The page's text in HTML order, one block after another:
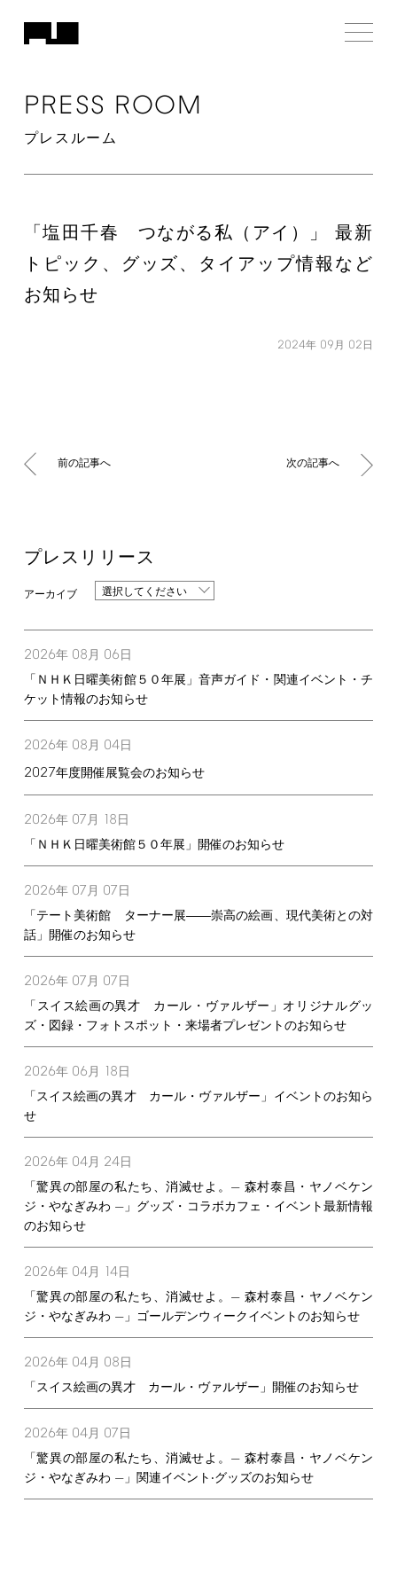
PRESS ROOM
プレスルーム
「塩田千春 つながる私（アイ）」 最新
トピック、グッズ、タイアップ情報など
お知らせ
2024年 09 月 02 日
前の記事へ 次の記事へ
プレスリリース
選択してください
2026年 08月 06 日
「ＮＨＫ日曜美術館５０年展」音声ガイド・関連イベント・チ
ケット情報のお知らせ
2026年 08月 04日
2027年度開催展覧会のお知らせ
2026年 07月 18 日
「ＮＨＫ日曜美術館５０年展」開催のお知らせ
2026年 07月 07 日
「テート美術館 ターナー展――崇高の絵画、現代美術との対
話」開催のお知らせ
2026年 07月 07 日
「スイス絵画の異才 カール・ヴァルザー」オリジナルグッ
ズ・図録・フォトスポット・来場者プレゼントのお知らせ
2026年 06月 18 日
「スイス絵画の異才 カール・ヴァルザー」イベントのお知ら
せ
2026年 04月 24日
「驚異の部屋の私たち、消滅せよ。— 森村泰昌・ヤノベケン
ジ・やなぎみわ —」グッズ・コラボカフェ・イベント最新情報
のお知らせ
2026年 04月 14日
「驚異の部屋の私たち、消滅せよ。— 森村泰昌・ヤノベケン
ジ・やなぎみわ —」ゴールデンウィークイベントのお知らせ
2026年 04月 08 日
「スイス絵画の異才 カール・ヴァルザー」開催のお知らせ
2026年 04月 07 日
「驚異の部屋の私たち、消滅せよ。— 森村泰昌・ヤノベケン
ジ・やなぎみわ —」関連イベント‧グッズのお知らせ